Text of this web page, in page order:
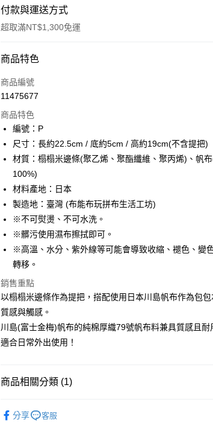
付款與運送方式
超取滿NT$1,300免運
付款方式
信用卡一次付款
LINE Pay
Apple Pay
街口支付
Google Pay
ATM付款
運送方式
每筆NT$65，滿NT$1,500(含以上)免運費
付款後全家取貨
每筆NT$65，滿NT$1,300(含以上)免運費
商品特色
商品編號
11475677
商品特色
編號：P
尺寸：長約22.5cm / 底約5cm / 高約19cm(不含提把)
材質：榻榻米邊條(聚乙烯、聚酯纖維、聚丙烯)、帆
100%)
材料產地：日本
製造地：臺灣 (布能布玩拼布生活工坊)
※不可熨燙、不可水洗。
※髒污使用濕布擦拭即可。
※高溫、水分、紫外線等可能會導致收縮、褪色、變
轉移。
銷售重點
以榻榻米邊條作為提把，搭配使用日本川島帆布作為包
質感與觸感。
川島(富士金梅)帆布的純棉厚織79號帆布料兼具質感且耐
適合日常外出使用！
商品相關分類 (1)
分享
客服